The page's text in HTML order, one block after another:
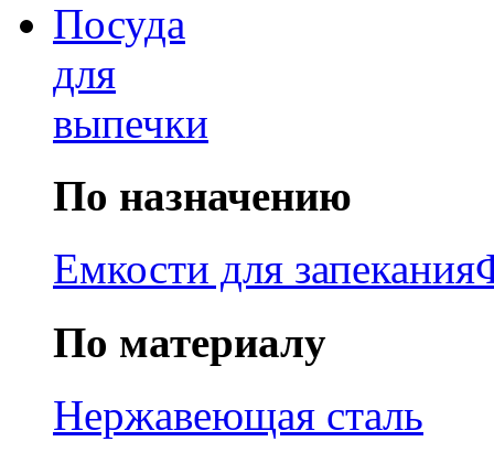
Посуда
для
выпечки
По назначению
Емкости для запекания
По материалу
Нержавеющая сталь